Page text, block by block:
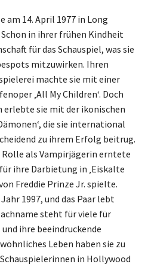
am 14. April 1977 in Long
Schon in ihrer frühen Kindheit
für das Schauspiel, was sie
mitzuwirken. Ihren
machte sie mit einer
‚All My Children‘. Doch
sie mit der ikonischen
die sie international
zu ihrem Erfolg beitrug.
als Vampirjägerin erntete
ihre Darbietung in ‚Eiskalte
Freddie Prinze Jr. spielte.
1997, und das Paar lebt
steht für viele für
ihre beeindruckende
Leben haben sie zu
in Hollywood